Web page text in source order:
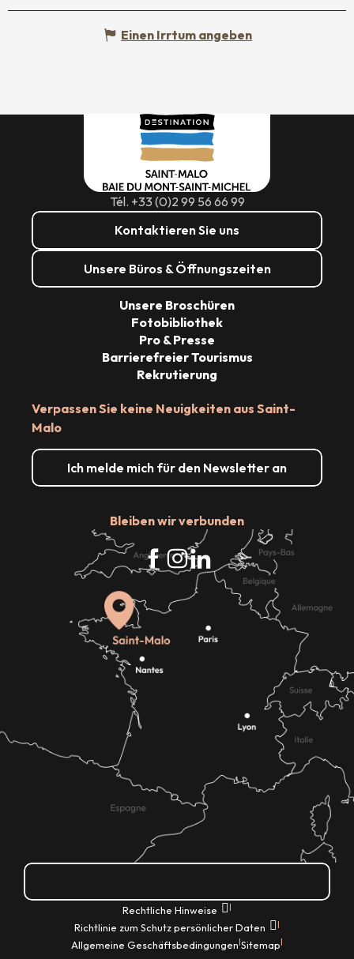
Einen Irrtum angeben
Tél. +33 (0)2 99 56 66 99
Kontaktieren Sie uns
Unsere Büros & Öffnungszeiten
Verpassen Sie keine Neuigkeiten aus Saint-
Malo
Ich melde mich für den Newsletter an
Bleiben wir verbunden
Unsere Broschüren
Fotobibliothek
Pro & Presse
Barrierefreier Tourismus
Rekrutierung
Rechtliche Hinweise |
Richtlinie zum Schutz persönlicher Daten |
Allgemeine Geschäftsbedingungen|Sitemap|